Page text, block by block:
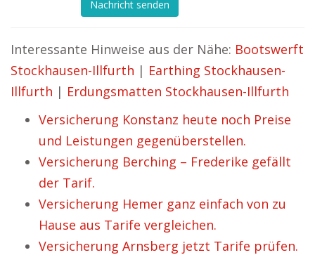
Nachricht senden
Interessante Hinweise aus der Nähe: Bootswerft
Stockhausen-Illfurth | Earthing Stockhausen-
Illfurth | Erdungsmatten Stockhausen-Illfurth
Versicherung Konstanz heute noch Preise
und Leistungen gegenüberstellen.
Versicherung Berching – Frederike gefällt
der Tarif.
Versicherung Hemer ganz einfach von zu
Hause aus Tarife vergleichen.
Versicherung Arnsberg jetzt Tarife prüfen.